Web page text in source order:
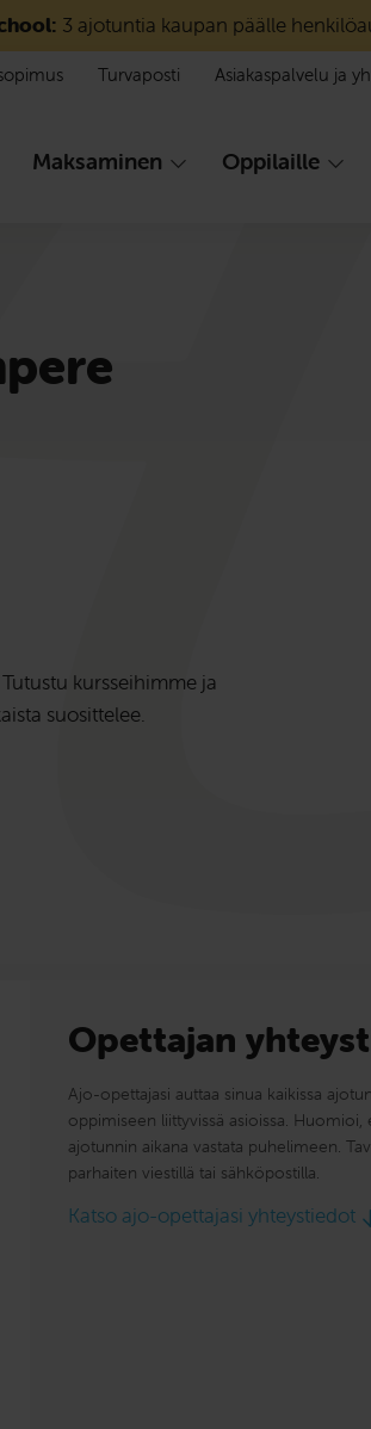
3 ajotuntia kaupan päälle
Maksaminen Oppilaille
Turvaposti Asiakaspalvelu ja
kursseihimme ja
suosittelee.
Opettajan
Ajo-opettajasi auttaa sinua kaikissa
oppimiseen liittyvissä asioissa. Huomioi,
ajotunnin aikana vastata puhelimeen.
parhaiten viestillä tai sähköpostilla.
Katso ajo-opettajasi yhteystiedot